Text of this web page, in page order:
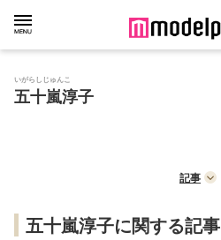
いがらしじゅんこ
五十嵐淳子
記事
五十嵐淳子に関する記事